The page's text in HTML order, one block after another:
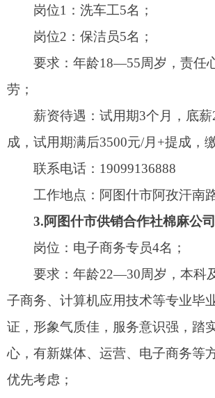
3.阿图什市供销合作社棉麻公司
岗位：电子商务专员4名；
要求：年龄22—30周岁，本科及以上
子商务、计算机应用技术等专业毕业，需有
证，形象气质佳，服务意识强，踏实能干
优先考虑；
薪资待遇：4000元/月—5000元/月（包
一金）；
简历发至邮箱：2995958477qq.com
工作地点：阿图什市克州农投五楼
岗位1：剪辑师1名；
要求：年龄22—30周岁，相关专业毕
岗位2：主播2名；
要求：年龄22—30周岁，大专及以上
薪资待遇：底薪加提成，具体面议；